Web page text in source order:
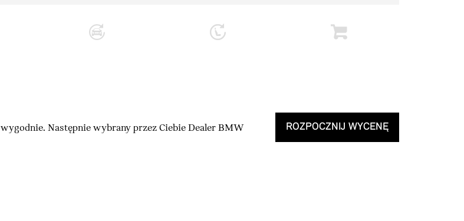
Następnie wybrany przez Ciebie Dealer BMW
ROZPOCZNIJ WYCENĘ